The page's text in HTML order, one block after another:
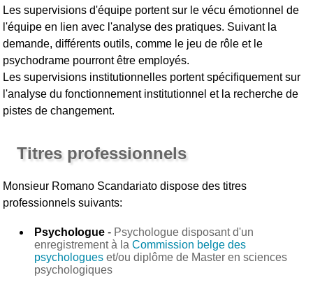
Les supervisions d'équipe portent sur le vécu émotionnel de
l'équipe en lien avec l'analyse des pratiques. Suivant la
demande, différents outils, comme le jeu de rôle et le
psychodrame pourront être employés.
Les supervisions institutionnelles portent spécifiquement sur
l'analyse du fonctionnement institutionnel et la recherche de
pistes de changement.
Titres professionnels
Monsieur Romano Scandariato dispose des titres
professionnels suivants:
Psychologue - Psychologue disposant d'un
enregistrement à laCommission belge des
psychologues et/ou diplôme de Master en sciences
psychologiques